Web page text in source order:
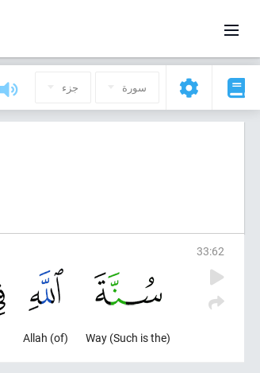
سورة جزء
33:62
(Such is the) Way
(of) Allah